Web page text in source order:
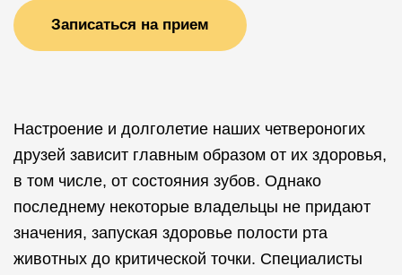
Записаться на прием
Настроение и долголетие наших четвероногих
друзей зависит главным образом от их здоровья,
в том числе, от состояния зубов. Однако
последнему некоторые владельцы не придают
значения, запуская здоровье полости рта
животных до критической точки. Специалисты